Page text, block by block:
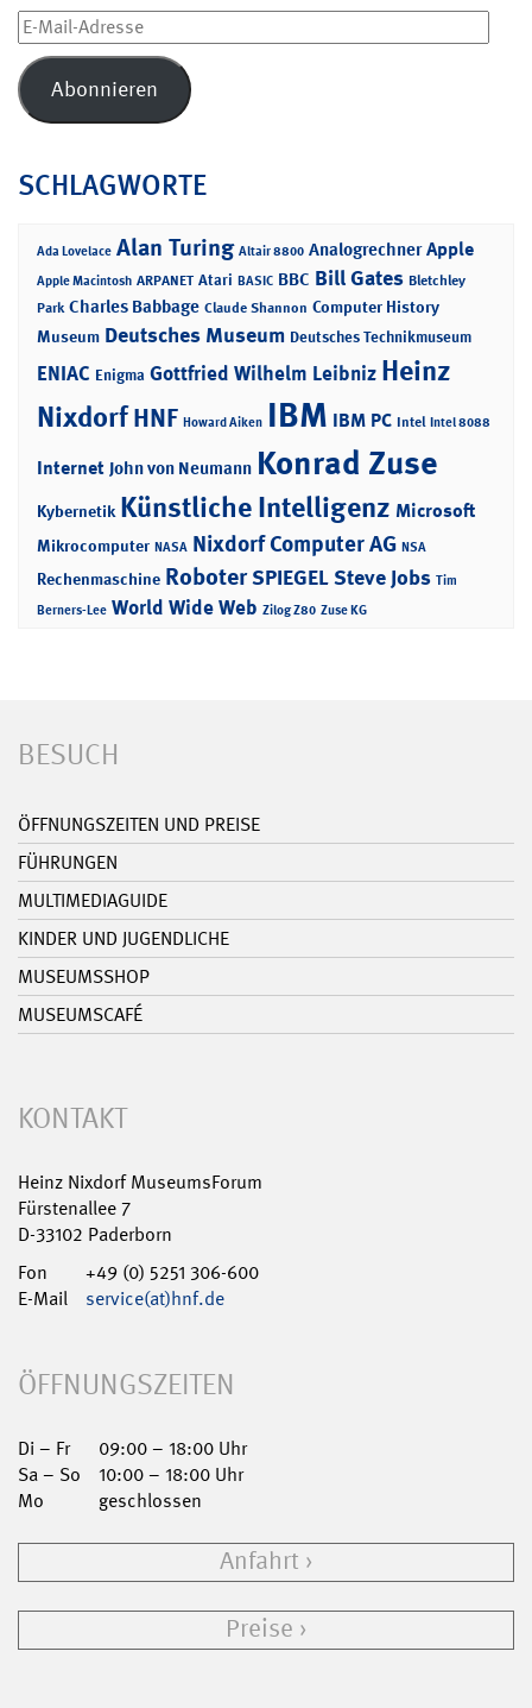
E-
Mail-
Adresse
Abonnieren
SCHLAGWORTE
Ada Lovelace Alan Turing Altair 8800 Analogrechner Apple
Apple Macintosh ARPANET Atari BASIC BBC Bill Gates Bletchley
Park Charles Babbage Claude Shannon Computer History
Museum Deutsches Museum Deutsches Technikmuseum
ENIAC Enigma Gottfried Wilhelm Leibniz Heinz
NixdorfHNF Howard Aiken IBM IBM PC Intel Intel 8088
Internet John von Neumann Konrad Zuse
Kybernetik Künstliche Intelligenz Microsoft
Mikrocomputer NASA Nixdorf Computer AG NSA
Rechenmaschine RoboterSPIEGELSteve Jobs Tim
Berners-Lee World Wide Web Zilog Z80 Zuse KG
BESUCH
ÖFFNUNGSZEITEN UND PREISE
FÜHRUNGEN
MULTIMEDIAGUIDE
KINDER UND JUGENDLICHE
MUSEUMSSHOP
MUSEUMSCAFÉ
KONTAKT
Heinz Nixdorf MuseumsForum
Fürstenallee 7
D-33102 Paderborn
Fon
+49 (0) 5251 306-600
E-Mail
service(at)hnf.de
ÖFFNUNGSZEITEN
Di – Fr
09:00 – 18:00 Uhr
Sa – So
10:00 – 18:00 Uhr
Mo
geschlossen
Anfahrt
Preise